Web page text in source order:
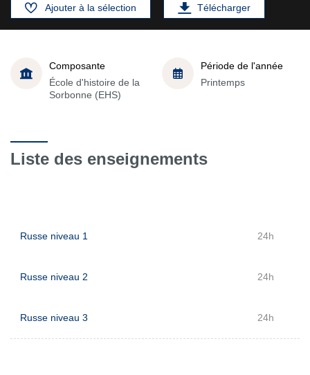
Ajouter à la sélection Télécharger
Composante
École d'histoire de la
Sorbonne (EHS)
Période de l'année
Printemps
Liste des enseignements
Russe niveau 1 24h
Russe niveau 2 24h
Russe niveau 3 24h